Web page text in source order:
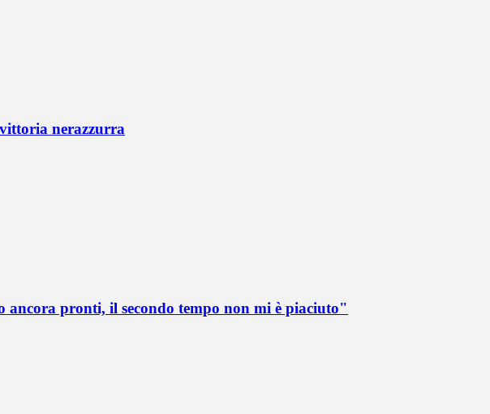
nerazzurra
pronti, il secondo tempo non mi è piaciuto"